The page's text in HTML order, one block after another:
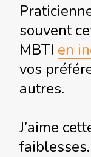
souvent
MBTI en
vos
autres.
J’aime
faiblesses.